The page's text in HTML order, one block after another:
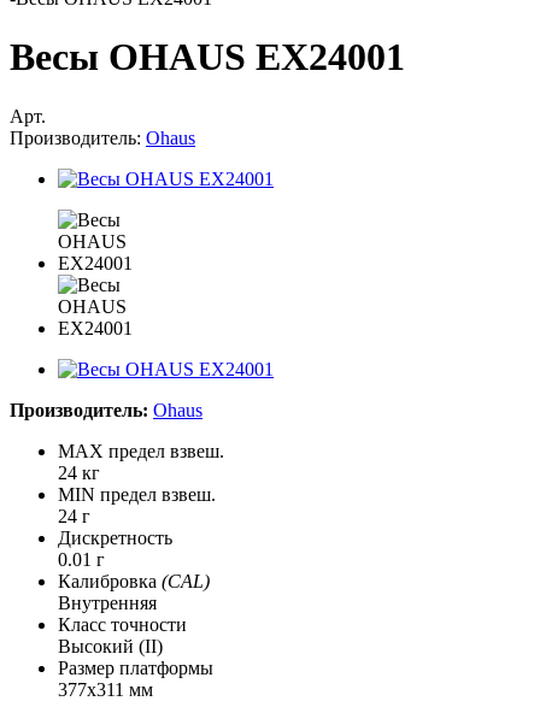
Весы OHAUS EX24001
Арт.
Производитель: Ohaus
Производитель: Ohaus
MAX предел взвеш.
24 кг
MIN предел взвеш.
24 г
Дискретность
0.01 г
Калибровка (CAL)
Внутренняя
Класс точности
Высокий (II)
Размер платформы
377х311 мм